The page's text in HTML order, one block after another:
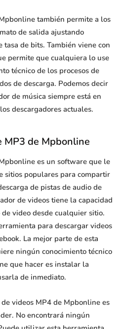
también permite a los
de salida ajustando
de bits. También viene con
permite que cualquiera lo use
técnico de los procesos de
de descarga. Podemos decir
de música siempre está en
descargadores actuales.
MP3 de Mpbonline
es un software que le
sitios populares para compartir
de pistas de audio de
de videos tiene la capacidad
video desde cualquier sitio.
para descargar videos
La mejor parte de esta
ningún conocimiento técnico
que hacer es instalar la
de inmediato.
videos MP4 de Mpbonline es
No encontrará ningún